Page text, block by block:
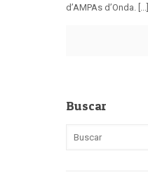
d’AMPAs d’Onda. [...]
Buscar